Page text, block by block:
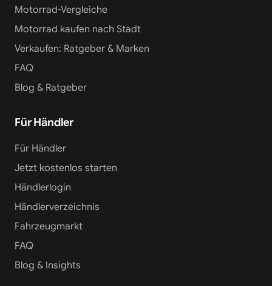
Motorrad-Vergleiche
Motorrad kaufen nach Stadt
Verkaufen: Ratgeber & Marken
FAQ
Blog & Ratgeber
Für Händler
Für Händler
Jetzt kostenlos starten
Händlerlogin
Händlerverzeichnis
Fahrzeugmarkt
FAQ
Blog & Insights